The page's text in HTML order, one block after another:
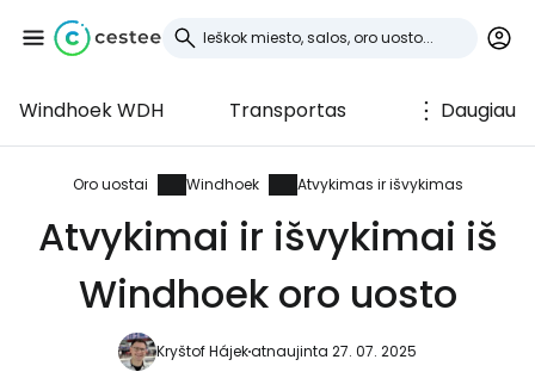
Windhoek WDH Transportas Daugiau
Oro uostai Windhoek Atvykimas ir išvykimas
Atvykimai ir išvykimai iš
Windhoek oro uosto
Kryštof Hájekatnaujinta 27. 07. 2025
Prisijunkite prie
Cestee
... pasaulinė kelionių bendruomenė